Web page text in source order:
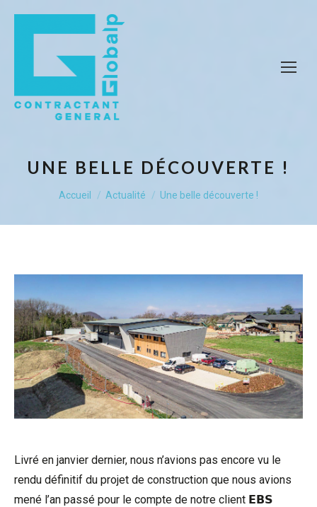
UNE BELLE DÉCOUVERTE !
Vous êtes ici :
Accueil Actualité Une belle découverte !
Livré en janvier dernier, nous n’avions pas encore vu le
rendu définitif du projet de construction que nous avions
mené l’an passé pour le compte de notre client 𝗘𝗕𝗦